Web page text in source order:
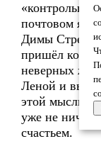
почтовом
Димы
пришёл
неверных
Леной и
этой мыслью
уже не ничто
счастьем.